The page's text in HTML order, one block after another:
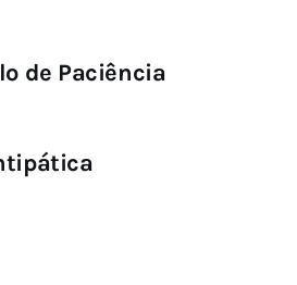
de Paciência